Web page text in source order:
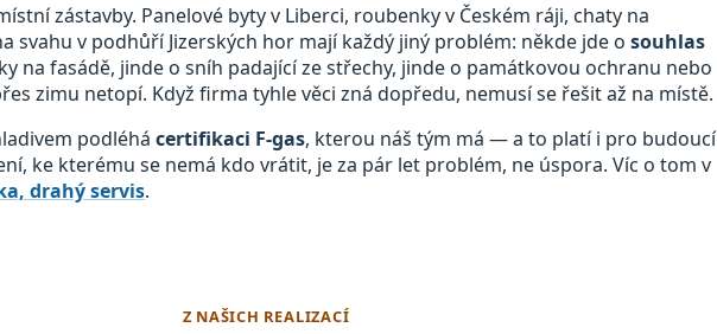
zástavby. Panelové byty v Liberci, roubenky v Českém ráji, chaty na
svahu v podhůří Jizerských hor mají každý jiný problém: někde jde o souhlas
na fasádě, jinde o sníh padající ze střechy, jinde o památkovou ochranu nebo
zimu netopí. Když firma tyhle věci zná dopředu, nemusí se řešit až na místě.
podléhá certifikaci F-gas, kterou náš tým má — a to platí i pro budoucí
ke kterému se nemá kdo vrátit, je za pár let problém, ne úspora. Víc o tom v
drahý servis.
Z NAŠICH REALIZACÍ